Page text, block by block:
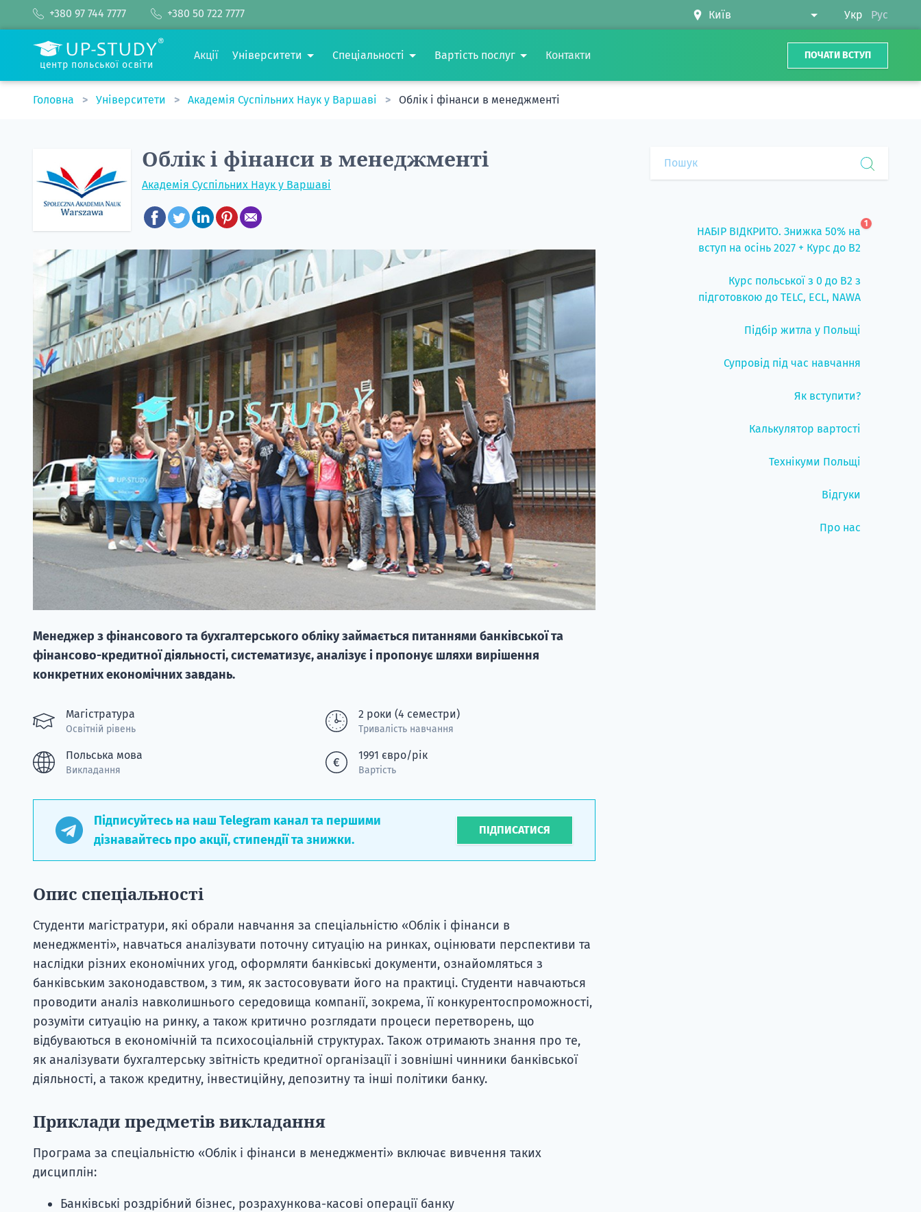
+380 97 744 7777 +380 50 722 7777 Укр Рус
центр польської освіти
Акції Університети Спеціальності Вартість послуг Контакти ПОЧАТИ ВСТУП
Головна Університети Академія Суспільних Наук у Варшаві Облік і фінанси в менеджменті
Облік і фінанси в менеджменті
Академія Суспільних Наук у Варшаві
Менеджер з фінансового та бухгалтерського обліку займається питаннями банківської та
фінансово-кредитної діяльності, систематизує, аналізує і пропонує шляхи вирішення
конкретних економічних завдань.
Магістратура
Освітній рівень
2 роки (4 семестри)
Тривалість навчання
Польська мова
Викладання
1991 євро/рік
Вартість
Підписуйтесь на наш Telegram канал та першими
дізнавайтесь про акції, стипендії та знижки.
ПІДПИСАТИСЯ
Опис спеціальності
Студенти магістратури, які обрали навчання за спеціальністю «Облік і фінанси в
менеджменті», навчаться аналізувати поточну ситуацію на ринках, оцінювати перспективи та
наслідки різних економічних угод, оформляти банківські документи, ознайомляться з
банківським законодавством, з тим, як застосовувати його на практиці. Студенти навчаються
проводити аналіз навколишнього середовища компанії, зокрема, її конкурентоспроможності,
розуміти ситуацію на ринку, а також критично розглядати процеси перетворень, що
відбуваються в економічній та психосоціальній структурах. Також отримають знання про те,
як аналізувати бухгалтерську звітність кредитної організації і зовнішні чинники банківської
діяльності, а також кредитну, інвестиційну, депозитну та інші політики банку.
Приклади предметів викладання
Програма за спеціальністю «Облік і фінанси в менеджменті» включає вивчення таких
дисциплін:
Банківські роздрібний бізнес, розрахункова-касові операції банку
НАБІР ВІДКРИТО. Знижка 50% на
вступ на осінь 2027 + Курс до B2
1
Курс польської з 0 до B2 з
підготовкою до TELC, ECL, NAWA
Підбір житла у Польщі
Супровід під час навчання
Як вступити?
Калькулятор вартості
Технікуми Польщі
Відгуки
Про нас